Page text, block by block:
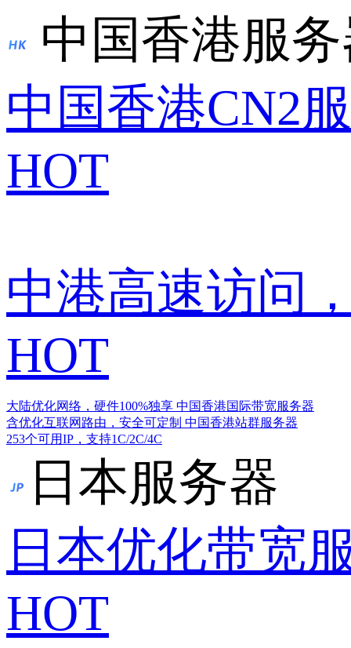
中国香港服
中国香港CN2
HOT
中港高速访问
HOT
大陆优化网络，硬件100%独享 中国香港国际带宽服务器
含优化互联网路由，安全可定制 中国香港站群服务器
253个可用IP，支持1C/2C/4C
日本服务器
日本优化带宽
HOT